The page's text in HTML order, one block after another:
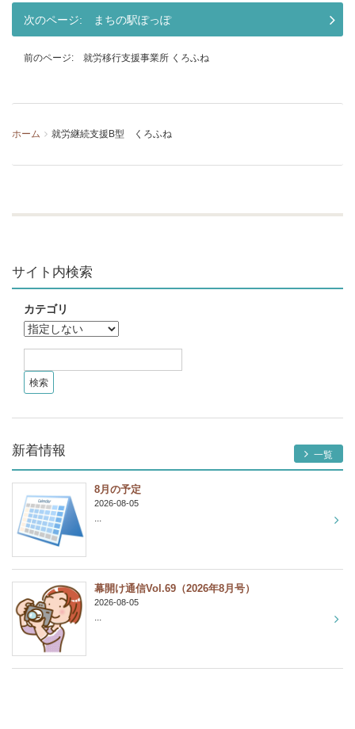
まちの駅ぽっぽ
就労移行支援事業所 くろふね
ホーム 就労継続支援B型 くろふね
サイト内検索
カテゴリ
新着情報 一覧
8月の予定
2026-08-05
...
幕開け通信Vol.69（2026年8月号）
2026-08-05
...